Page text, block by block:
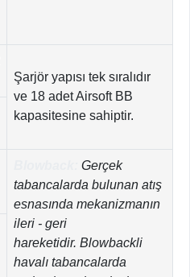
Şarjör yapısı tek sıralıdır
ve 18 adet Airsoft BB
kapasitesine sahiptir.
Gerçek
tabancalarda bulunan atış
esnasında mekanizmanın
ileri - geri
hareketidir. Blowbackli
havalı tabancalarda